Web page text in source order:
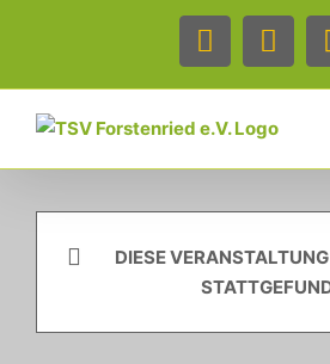
Facebook
DIESE